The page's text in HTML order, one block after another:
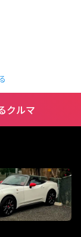
クルマ